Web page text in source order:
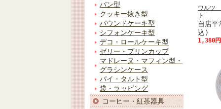
パン型
クッキー抜き型
パウンドケーキ型
シフォンケーキ型
デコ・ロールケーキ型
ゼリー・プリンカップ
マドレーヌ・マフィン型・
グラシンケース
パイ・タルト型
袋・ラッピング
コーヒー・紅茶器具
ワルツ
ト
自店
込)
1,380